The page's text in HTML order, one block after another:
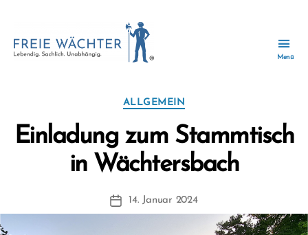
zusammen
für
zukunftsfähiges
Menü
Kategorien
ALLGEMEIN
Einladung zum Stammtisch
in Wächtersbach
Beitragsautor
o
F
W
Beitragsdatum
14. Januar 2024